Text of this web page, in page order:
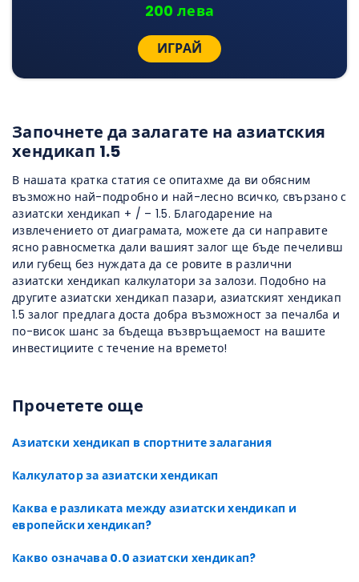
200 лева
ИГРАЙ
Започнете да залагате на азиатския
хендикап 1.5
В нашата кратка статия се опитахме да ви обясним
възможно най-подробно и най-лесно всичко, свързано с
азиатски хендикап + / – 1.5. Благодарение на
извлечението от диаграмата, можете да си направите
ясно равносметка дали вашият залог ще бъде печеливш
или губещ без нуждата да се ровите в различни
азиатски хендикап калкулатори за залози. Подобно на
другите азиатски хендикап пазари, азиатският хендикап
1.5 залог предлага доста добра възможност за печалба и
по-висок шанс за бъдеща възвръщаемост на вашите
инвестициите с течение на времето!
Прочетете още
Азиатски хендикап в спортните залагания
Калкулатор за азиатски хендикап
Каква е разликата между азиатски хендикап и
европейски хендикап?
Какво означава 0.0 азиатски хендикап?